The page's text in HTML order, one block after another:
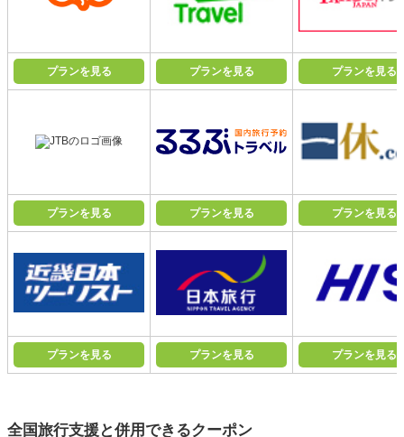
プランを見る プランを見る プランを見る
プランを見る プランを見る プランを見る
プランを見る プランを見る プランを見る
全国旅行支援と併用できるクーポン